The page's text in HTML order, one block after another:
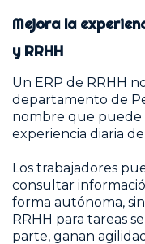
Mejora la
y RRHH
Un ERP de RRHH
departamento de
nombre que puede
experiencia diaria
Los trabajadores
consultar
forma autónoma,
RRHH para tareas
parte, ganan